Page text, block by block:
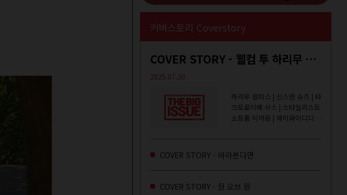
커버스토리 Coverstory
COVER STORY - 웰컴 투 하리무 월드
2025.07.30
하리무 원피스 | 신스덴 슈즈 | 타
크트로이메 삭스 | 스타일리스트
소장품 이어링 | 제이와이디디엠
주와...
COVER STORY - 바라본다면
COVER STORY - 원 오브 원